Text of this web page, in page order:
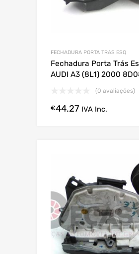
FECHADURA PORTA TRAS ESQ
Fechadura Porta Trás
AUDI A3 (8L1) 2000
(0 avaliações)
€44.27 IVA Inc.